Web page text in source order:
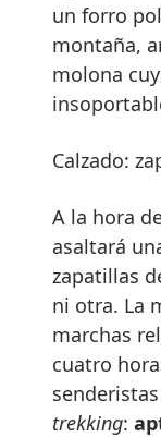
un forro
montaña,
molona
Calzado:
A la hora
asaltará
zapatillas
ni otra. La
marchas
cuatro
trekking: